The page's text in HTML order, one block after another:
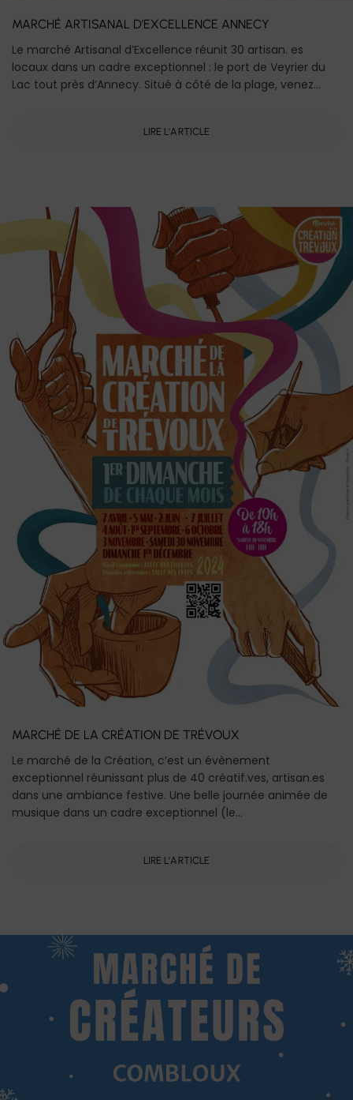
MARCHÉ ARTISANAL D’EXCELLENCE ANNECY
Le marché Artisanal d’Excellence réunit 30 artisan. es
locaux dans un cadre exceptionnel : le port de Veyrier du
Lac tout près d’Annecy. Situé à côté de la plage, venez...
LIRE L'ARTICLE
MARCHÉ DE LA CRÉATION DE TRÉVOUX
Le marché de la Création, c’est un évènement
exceptionnel réunissant plus de 40 créatif.ves, artisan.es
dans une ambiance festive. Une belle journée animée de
musique dans un cadre exceptionnel (le...
LIRE L'ARTICLE